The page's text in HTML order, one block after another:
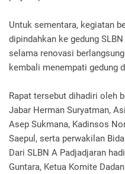
Untuk sementara, kegiatan
dipindahkan ke gedung
selama renovasi
kembali menempati gedung
Rapat tersebut dihadiri oleh
Jabar Herman Suryatman,
Asep Sukmana, Kadinsos
Saepul, serta perwakilan
Dari SLBN A Padjadjaran
Guntara, Ketua Komite